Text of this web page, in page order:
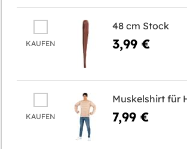
KAUFEN
48 cm Stock
3,99 €
KAUFEN
Muskelshirt für
7,99 €